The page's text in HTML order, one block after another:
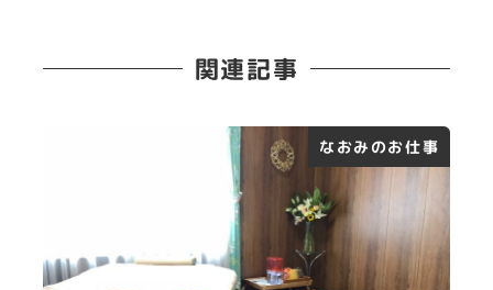
関連記事
なおみのお仕事